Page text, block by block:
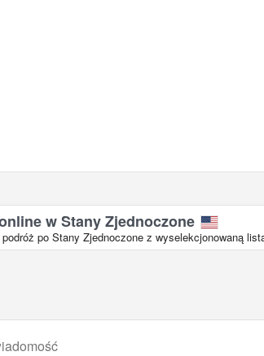
w Stany Zjednoczone
po Stany Zjednoczone z wyselekcjonowaną